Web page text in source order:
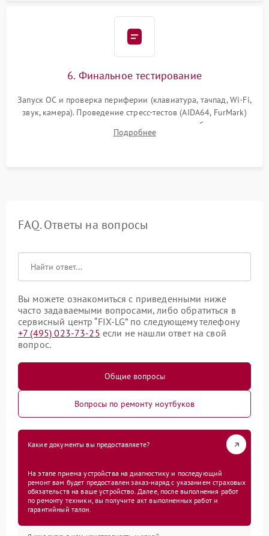
6. Финальное тестирование
Запуск ОС и проверка периферии (клавиатура, тачпад, Wi-Fi,
звук, камера). Проведение стресс-тестов (AIDA64, FurMark)
для контроля температурного режима и стабильности
системы под пиковой нагрузкой.
Подробнее
FAQ. Ответы на вопросы
Вы можете ознакомиться с приведенными ниже
часто задаваемыми вопросами, либо обратиться в
сервисный центр “FIX-LG” по следующему телефону
+7 (495) 023-73-25 если не нашли ответ на свой
вопрос.
Общие вопросы
Вопросы по ремонту ноутбуков
Какие документы вы предоставляете?
На этапе приема устройства на диагностику и последующий
ремонт вам будет предоставлен заказ-наряд с указанием страховых
обязательств на ваше устройство. Далее, после выполнения работ
по ремонту техники, вы получите акт выполненных работ и
гарантийный талон.